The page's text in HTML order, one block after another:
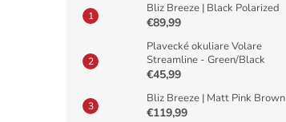
Bliz Breeze | Black Polarized
€89,99
Plavecké okuliare Volare
Streamline - Green/Black
€45,99
Bliz Breeze | Matt Pink Brown
€119,99